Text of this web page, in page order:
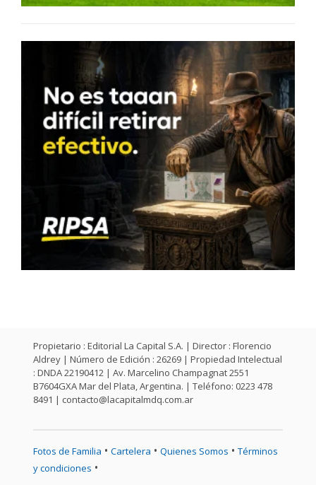
Propietario : Editorial La Capital S.A. | Director : Florencio
Aldrey | Número de Edición : 26269 | Propiedad Intelectual
: DNDA 22190412 | Av. Marcelino Champagnat 2551
B7604GXA Mar del Plata, Argentina. | Teléfono: 0223 478
8491 | contacto@lacapitalmdq.com.ar
Fotos de Familia • Cartelera • Quienes Somos • Términos
y condiciones •